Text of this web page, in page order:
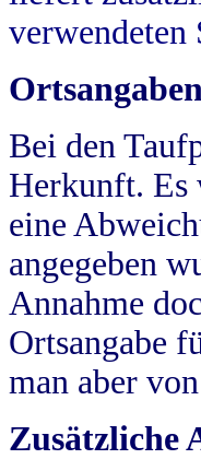
verwendeten
Bei den
Herkunft. Es
eine
angegeben
Annahme
Ortsangabe
man aber
Zusätzliche